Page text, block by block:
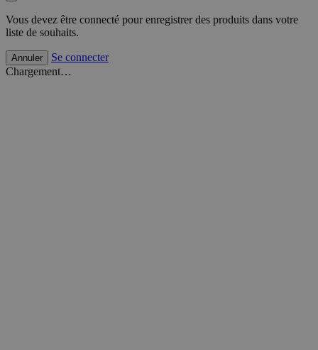
Vous devez être connecté pour enregistrer des produits dans votre
liste de souhaits.
Annuler
Se connecter
Chargement…